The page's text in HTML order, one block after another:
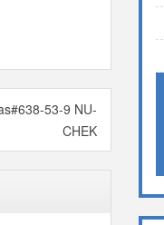
53-9 NU-
CHEK